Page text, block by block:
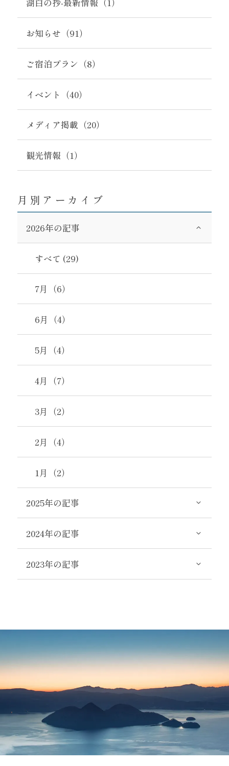
お知らせ（91）
ご宿泊プラン（8）
イベント（40）
メディア掲載（20）
観光情報（1）
月別アーカイブ
2026年の記事
すべて (29)
7月（6）
6月（4）
5月（4）
4月（7）
3月（2）
2月（4）
1月（2）
2025年の記事
2024年の記事
2023年の記事